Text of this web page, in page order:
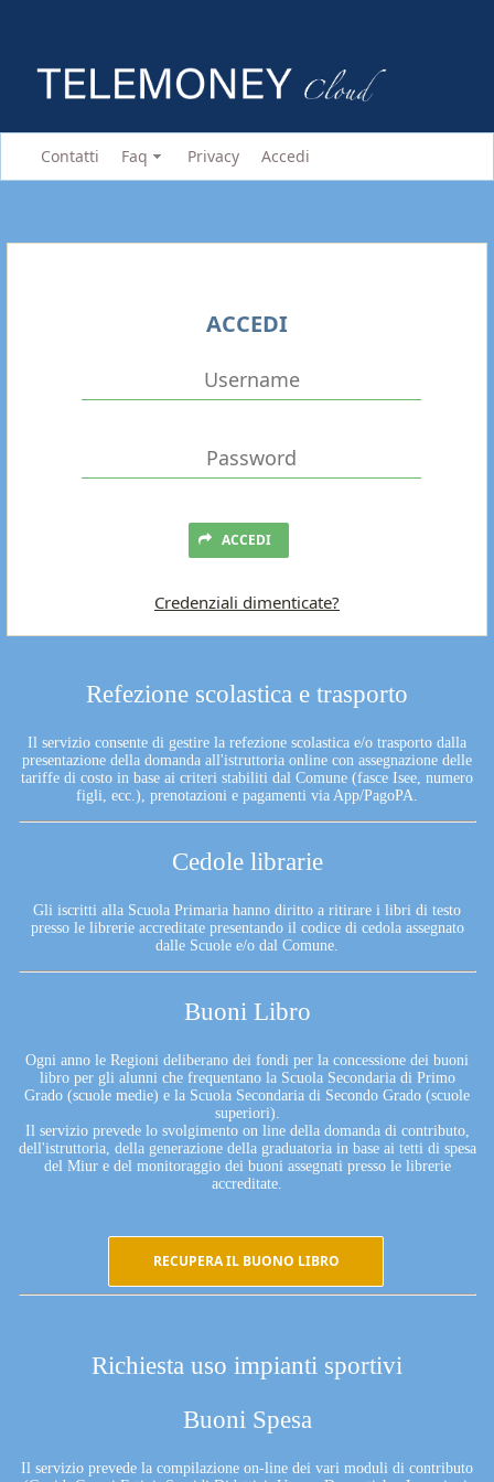
Contatti Faq Privacy Accedi
Refezione scolastica e trasporto
Il servizio consente di gestire la refezione scolastica e/o trasporto dalla
presentazione della domanda all'istruttoria online con assegnazione delle
tariffe di costo in base ai criteri stabiliti dal Comune (fasce Isee, numero
figli, ecc.), prenotazioni e pagamenti via App/PagoPA.
Cedole librarie
Gli iscritti alla Scuola Primaria hanno diritto a ritirare i libri di testo
presso le librerie accreditate presentando il codice di cedola assegnato
dalle Scuole e/o dal Comune.
Buoni Libro
Ogni anno le Regioni deliberano dei fondi per la concessione dei buoni
libro per gli alunni che frequentano la Scuola Secondaria di Primo
Grado (scuole medie) e la Scuola Secondaria di Secondo Grado (scuole
superiori).
Il servizio prevede lo svolgimento on line della domanda di contributo,
dell'istruttoria, della generazione della graduatoria in base ai tetti di spesa
del Miur e del monitoraggio dei buoni assegnati presso le librerie
accreditate.
RECUPERA IL BUONO LIBRO
Richiesta uso impianti sportivi
Buoni Spesa
Il servizio prevede la compilazione on-line dei vari moduli di contributo
ACCEDI
ACCEDI
Credenziali dimenticate?